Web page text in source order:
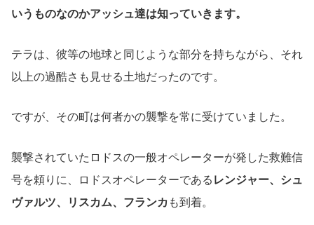
いうものなのかアッシュ達は知っていきます。
テラは、彼等の地球と同じような部分を持ちながら、それ
以上の過酷さも見せる土地だったのです。
ですが、その町は何者かの襲撃を常に受けていました。
襲撃されていたロドスの一般オペレーターが発した救難信
号を頼りに、ロドスオペレーターである レンジャー、シュ
ヴァルツ、リスカム、フランカ も到着。